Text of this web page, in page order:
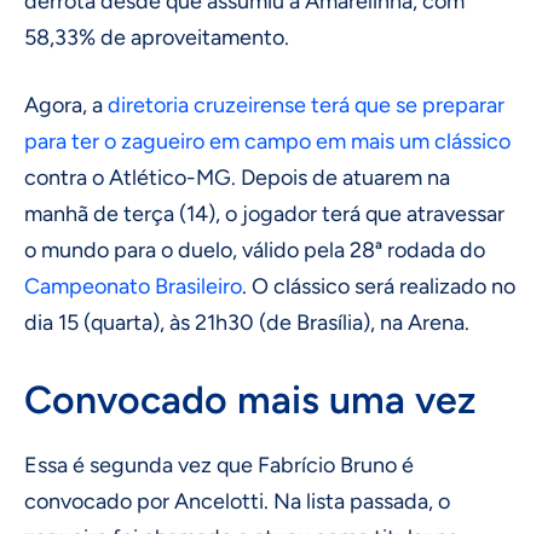
58,33% de aproveitamento.
Agora, adiretoria cruzeirense terá que se preparar
para ter o zagueiro em campo em mais um clássico
contra o Atlético-MG. Depois de atuarem na
manhã de terça (14), o jogador terá que atravessar
o mundo para o duelo, válido pela 28ª rodada do
Campeonato Brasileiro. O clássico será realizado no
dia 15 (quarta), às 21h30 (de Brasília), na Arena.
Convocado mais uma vez
Essa é segunda vez que Fabrício Bruno é
convocado por Ancelotti. Na lista passada, o